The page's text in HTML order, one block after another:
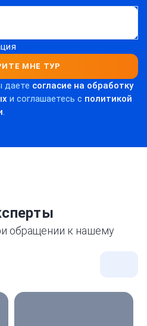
МНЕ ТУР
даете согласие на обработку
и соглашаетесь c политикой
.
обращении к нашему